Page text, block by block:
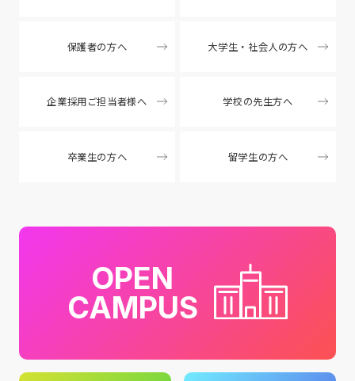
保護者の方へ 大学生・社会人の方へ
企業採用ご担当者様へ 学校の先生方へ
卒業生の方へ 留学生の方へ
OPEN
CAMPUS